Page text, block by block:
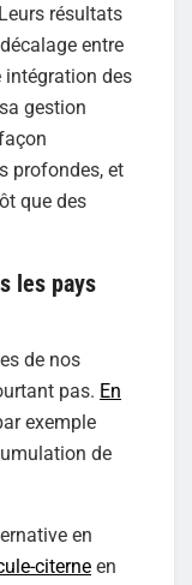
résultats
entre
intégration des
gestion
profondes, et
que des
les pays
de nos
pas. En
exemple
de
en
citerne en